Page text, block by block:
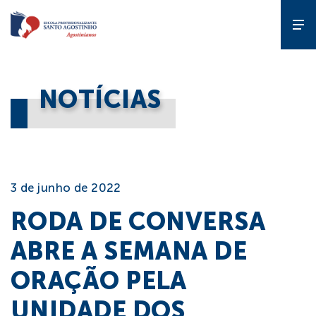
Gente que
Cursos
Estude
Programas
NOTÍCIAS
3 de junho de 2022
RODA DE CONVERSA
ABRE A SEMANA DE
ORAÇÃO PELA